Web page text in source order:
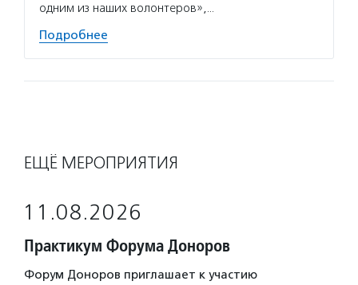
одним из наших волонтеров»,…
Подробнее
ЕЩЁ МЕРОПРИЯТИЯ
11.08.2026
Практикум Форума Доноров
Форум Доноров приглашает к участию